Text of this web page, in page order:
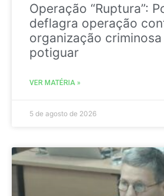
Operação “Ruptura”:
deflagra operação
organização
potiguar
VER MATÉRIA »
5 de agosto de 2026